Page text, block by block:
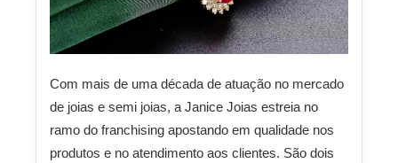
Com mais de uma década de atuação no mercado
de joias e semi joias, a Janice Joias estreia no
ramo do franchising apostando em qualidade nos
produtos e no atendimento aos clientes. São dois